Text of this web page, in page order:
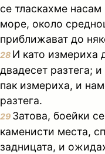
се тласкахме
море, около
приближават до
28 И като измериха
двадесет разтега;
пак измериха, и
разтега.
29 Затова, боейки
каменисти места,
задницата, и